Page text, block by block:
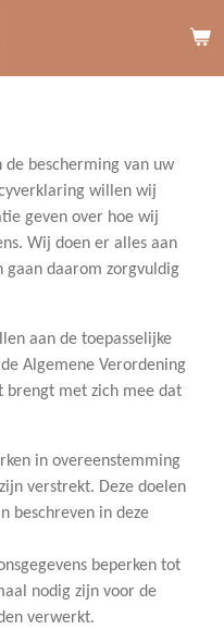
bescherming van uw
willen wij
geven over hoe wij
Wij doen er alles aan
daarom zorgvuldig
aan de toepasselijke
Algemene Verordening
brengt met zich mee dat
in overeenstemming
verstrekt. Deze doelen
beschreven in deze
beperken tot
nodig zijn voor de
verwerkt.